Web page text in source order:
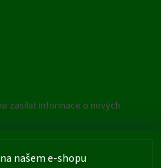
našem e-shopu
zasílat informace o nových